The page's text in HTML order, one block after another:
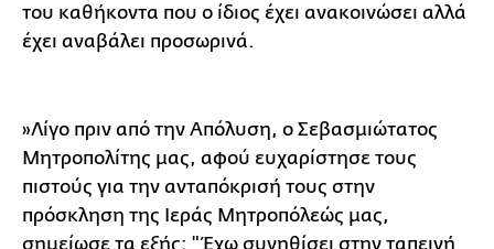
του καθήκοντα που ο ίδιος έχει ανακοινώσει αλλά
έχει αναβάλει προσωρινά.
»Λίγο πριν από την Απόλυση, ο Σεβασμιώτατος
Μητροπολίτης μας, αφού ευχαρίστησε τους
πιστούς για την ανταπόκρισή τους στην
πρόσκληση της Ιεράς Μητροπόλεώς μας,
σημείωσε τα εξής: "Έχω συνηθίσει στην ταπεινή